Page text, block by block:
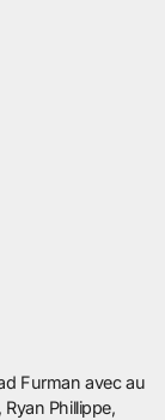
Furman avec au
Phillippe,